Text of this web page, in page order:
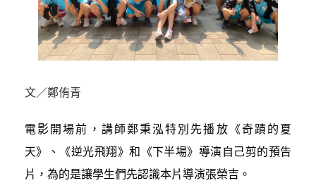
文／鄭侑青
電影開場前，講師鄭秉泓特別先播放《奇蹟的夏
天》、《逆光飛翔》和《下半場》導演自己剪的預告
片，為的是讓學生們先認識本片導演張榮吉。